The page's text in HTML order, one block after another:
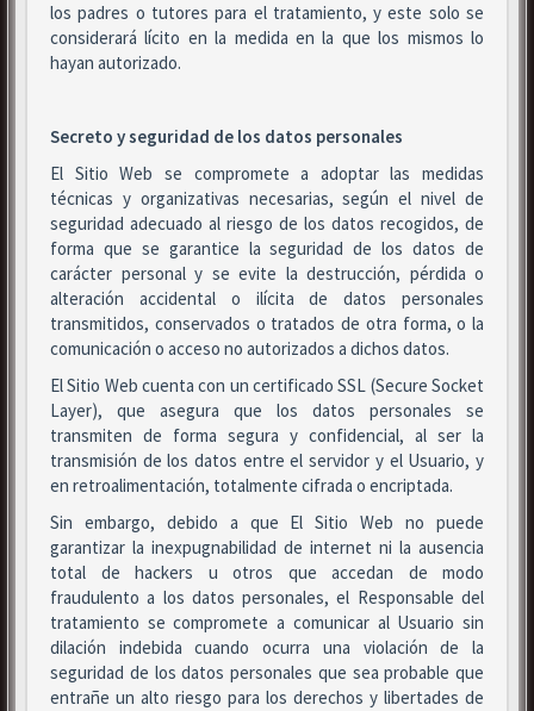
los padres o tutores para el tratamiento, y este solo se
considerará lícito en la medida en la que los mismos lo
hayan autorizado.
Secreto y seguridad de los datos personales
El Sitio Web se compromete a adoptar las medidas
técnicas y organizativas necesarias, según el nivel de
seguridad adecuado al riesgo de los datos recogidos, de
forma que se garantice la seguridad de los datos de
carácter personal y se evite la destrucción, pérdida o
alteración accidental o ilícita de datos personales
transmitidos, conservados o tratados de otra forma, o la
comunicación o acceso no autorizados a dichos datos.
El Sitio Web cuenta con un certificado SSL (Secure Socket
Layer), que asegura que los datos personales se
transmiten de forma segura y confidencial, al ser la
transmisión de los datos entre el servidor y el Usuario, y
en retroalimentación, totalmente cifrada o encriptada.
Sin embargo, debido a que El Sitio Web no puede
garantizar la inexpugnabilidad de internet ni la ausencia
total de hackers u otros que accedan de modo
fraudulento a los datos personales, el Responsable del
tratamiento se compromete a comunicar al Usuario sin
dilación indebida cuando ocurra una violación de la
seguridad de los datos personales que sea probable que
entrañe un alto riesgo para los derechos y libertades de